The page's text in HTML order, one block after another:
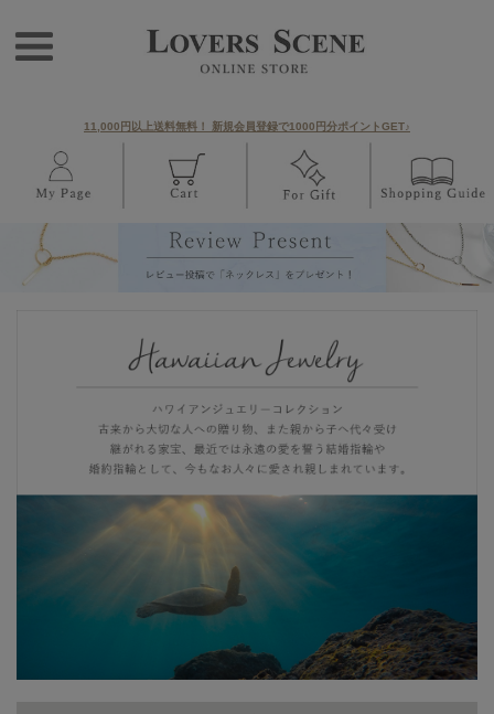
11,000円以上送料無料！ 新規会員登録で1000円分ポイントGET♪